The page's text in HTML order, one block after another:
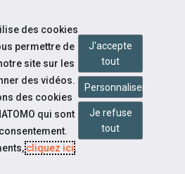
AU HANDICAP
des cookies
permettre de
site sur les
des vidéos.
des cookies
qui sont
cliquez ici.
J'accepte
tout
Personnaliser
Je refuse
tout